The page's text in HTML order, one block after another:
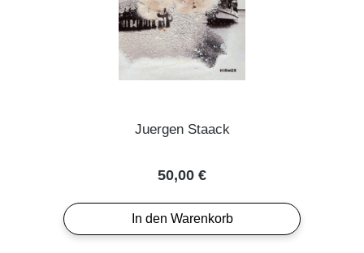
Juergen Staack
Regulärer Preis:
50,00 €
In den Warenkorb